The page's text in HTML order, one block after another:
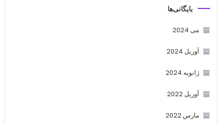
بایگانی‌ها
می 2024
آوریل 2024
ژانویه 2024
آوریل 2022
مارس 2022